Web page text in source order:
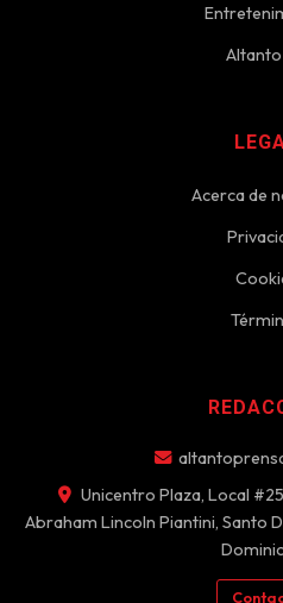
Acerca de
Unicentro Plaza, Local
Abraham Lincoln Piantini, Santo